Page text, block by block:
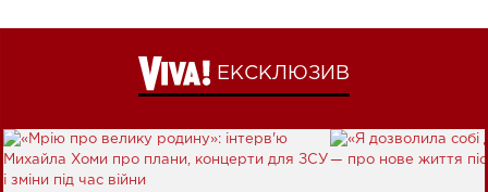
ЕКСКЛЮЗИВ